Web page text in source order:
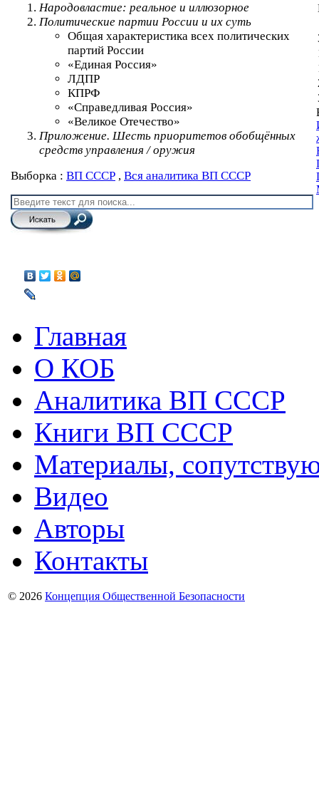
Народовластие: реальное и иллюзорное
Политические партии России и их суть
Общая характеристика всех политических
партий России
«Единая Россия»
ЛДПР
КПРФ
«Справедливая Россия»
«Великое Отечество»
Приложение. Шесть приоритетов обобщённых
средств управления / оружия
Выборка : ВП СССР , Вся аналитика ВП СССР
Главная
О КОБ
Аналитика ВП СССР
Книги ВП СССР
Материалы,
Видео
Авторы
Контакты
© 2026 Концепция Общественной Безопасности